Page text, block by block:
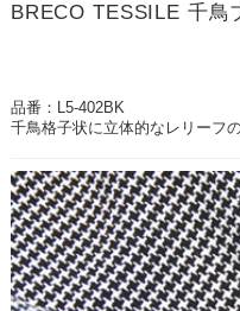
BRECO TESSILE 千鳥
品番：L5-402BK
千鳥格子状に立体的なレリーフ